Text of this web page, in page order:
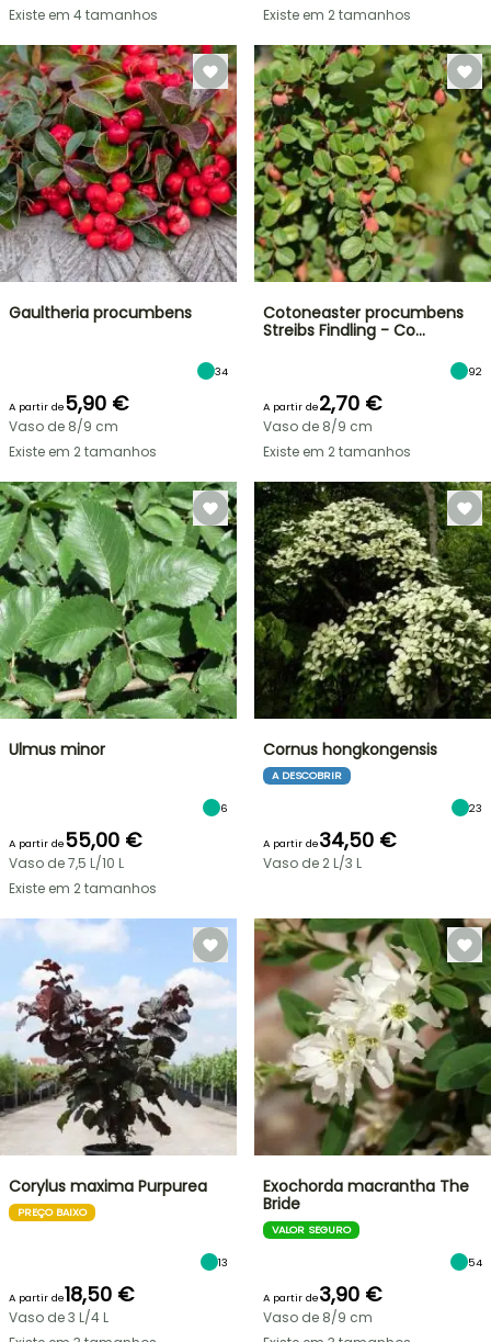
Existe em 4 tamanhos
Existe em 2 tamanhos
Gaultheria procumbens
34
A partir de5,90 €
Vaso de 8/9 cm
Existe em 2 tamanhos
Cotoneaster procumbens
Streibs Findling - Co…
92
A partir de2,70 €
Vaso de 8/9 cm
Existe em 2 tamanhos
Ulmus minor
6
A partir de55,00 €
Vaso de 7,5 L/10 L
Existe em 2 tamanhos
Cornus hongkongensis
A DESCOBRIR
23
A partir de34,50 €
Vaso de 2 L/3 L
Corylus maxima Purpurea
PREÇO BAIXO
13
A partir de18,50 €
Vaso de 3 L/4 L
Exochorda macrantha The
Bride
VALOR SEGURO
54
A partir de3,90 €
Vaso de 8/9 cm